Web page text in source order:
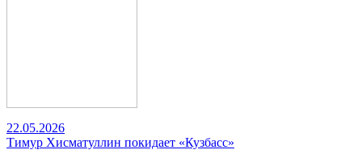
22.05.2026
Тимур Хисматуллин покидает «Кузбасс»